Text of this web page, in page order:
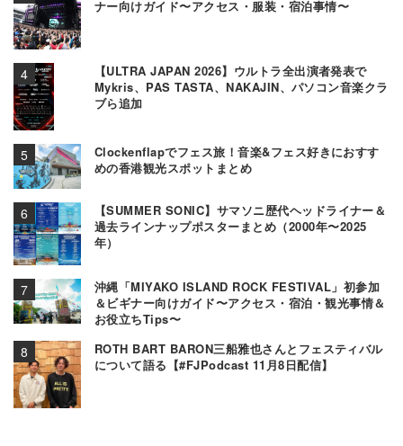
ナー向けガイド〜アクセス・服装・宿泊事情〜
【ULTRA JAPAN 2026】ウルトラ全出演者発表で
Mykris、PAS TASTA、NAKAJIN、パソコン音楽クラ
ブら追加
Clockenflapでフェス旅！音楽&フェス好きにおすす
めの香港観光スポットまとめ
【SUMMER SONIC】サマソニ歴代ヘッドライナー＆
過去ラインナップポスターまとめ（2000年〜2025
年）
沖縄「MIYAKO ISLAND ROCK FESTIVAL」初参加
＆ビギナー向けガイド〜アクセス・宿泊・観光事情＆
お役立ちTips〜
ROTH BART BARON三船雅也さんとフェスティバル
について語る【#FJPodcast 11月8日配信】